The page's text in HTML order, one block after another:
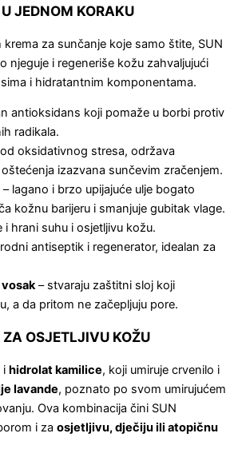
JEDNOM KORAKU
krema za sunčanje koje samo štite, SUN
njeguje i regeneriše kožu zahvaljujući
i hidratantnim komponentama.
antioksidans koji pomaže u borbi protiv
radikala.
oksidativnog stresa, održava
izazvana sunčevim zračenjem.
– lagano i brzo upijajuće ulje bogato
kožnu barijeru i smanjuje gubitak vlage.
i hrani suhu i osjetljivu kožu.
antiseptik i regenerator, idealan za
– stvaraju zaštitni sloj koji
a da pritom ne začepljuju pore.
OSJETLJIVU KOŽU
i hidrolat kamilice, koji umiruje crvenilo i
lavande, poznato po svom umirujućem
Ova kombinacija čini SUN
i za osjetljivu, dječiju ili atopičnu